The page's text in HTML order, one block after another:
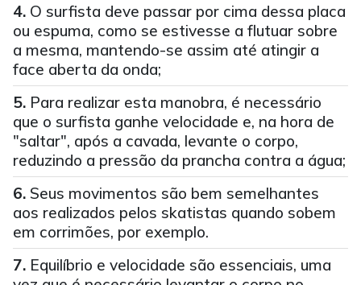
O surfista deve passar por cima dessa placa
ou espuma, como se estivesse a flutuar sobre
a mesma, mantendo-se assim até atingir a
face aberta da onda;
Para realizar esta manobra, é necessário
que o surfista ganhe velocidade e, na hora de
"saltar", após a cavada, levante o corpo,
reduzindo a pressão da prancha contra a água;
Seus movimentos são bem semelhantes
aos realizados pelos skatistas quando sobem
em corrimões, por exemplo.
Equilíbrio e velocidade são essenciais, uma